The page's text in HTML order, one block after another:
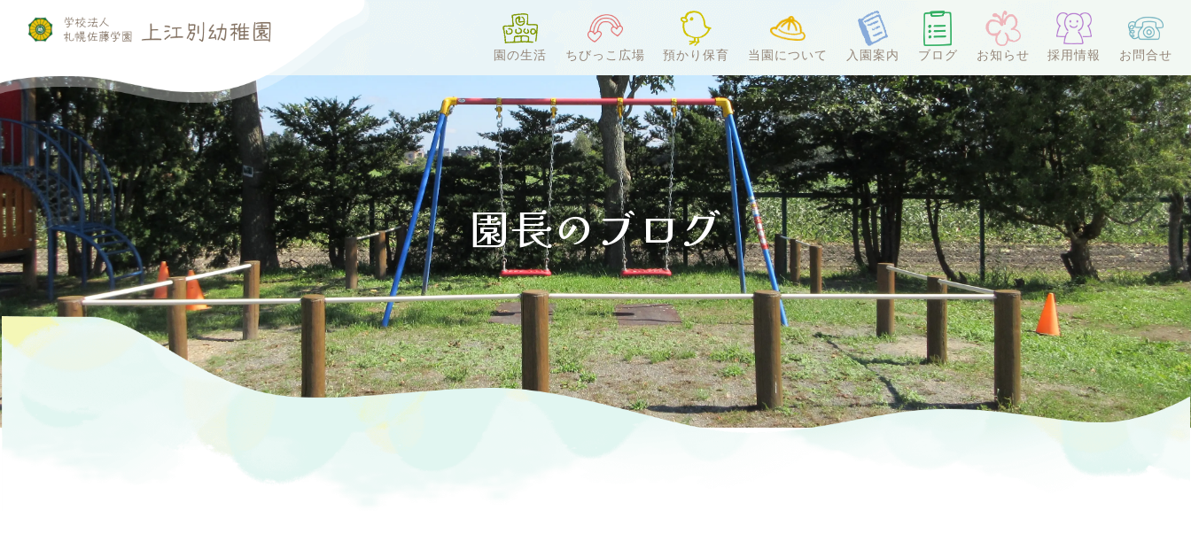
園の生活 ちびっこ広場 預かり保育 当園について 入園案内 ブログ お知らせ 採用情報 お問合せ